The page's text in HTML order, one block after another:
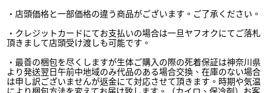
・店頭価格と一部価格の違う商品がございます。ご了承ください。
・クレジットカードにてお支払いの場合は一旦ヤフオクにてご落札
頂きまして店頭受け渡しも可能です。
・最善の梱包を尽くしますが生体ご購入の際の死着保証は神奈川県
より発送翌日午前中地域のみ代品のある場合交換、在庫のない場合
は申し訳ございませんが返金にて対応させて頂きます。時期や気温